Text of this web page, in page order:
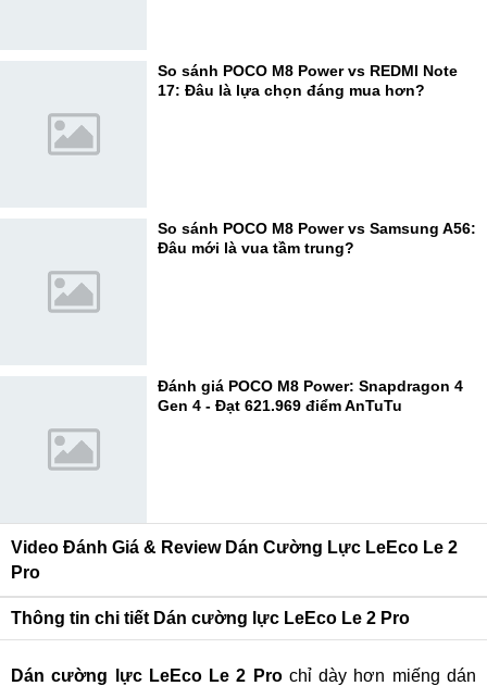
So sánh POCO M8 Power vs REDMI Note
17: Đâu là lựa chọn đáng mua hơn?
So sánh POCO M8 Power vs Samsung A56:
Đâu mới là vua tầm trung?
Đánh giá POCO M8 Power: Snapdragon 4
Gen 4 - Đạt 621.969 điểm AnTuTu
Video Đánh Giá & Review Dán Cường Lực LeEco Le 2
Pro
Thông tin chi tiết Dán cường lực LeEco Le 2 Pro
Dán cường lực LeEco Le 2 Pro chỉ dày hơn miếng dán